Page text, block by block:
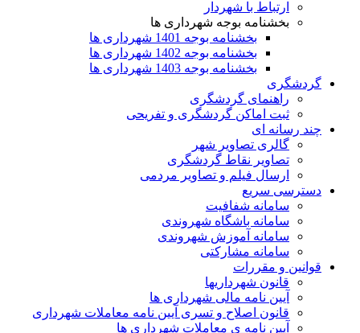
ارتباط با شهردار
بخشنامه بوجه شهرداری ها
بخشنامه بوجه 1401 شهرداری ها
بخشنامه بوجه 1402 شهرداری ها
بخشنامه بوجه 1403 شهرداری ها
گردشگری
راهنمای گردشگری
ثبت اماکن گردشگری و تفریحی
چند رسانه ای
گالری تصاویر شهر
تصاویر نقاط گردشگری
ارسال فیلم و تصاویر مردمی
دسترسی سریع
سامانه شفافیت
سامانه باشگاه شهروندی
سامانه آموزش شهروندی
سامانه مشارکتی
قوانین و مقررات
قانون شهرداریها
آیین نامه مالی شهرداری ها
قانون اصلاح و تسری آیین نامه معاملات شهرداری
آیین نامه ی معاملات شهرداری ها